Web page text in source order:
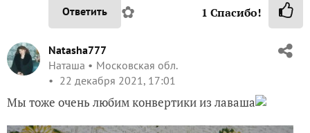
Ответить ✿ 1 Спасибо!
Natasha777
Наташа
Московская обл.
22 декабря 2021, 17:01
Мы тоже очень любим конвертики из лаваша